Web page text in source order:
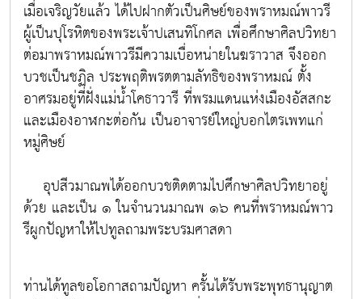
เมื่อเจริญวัยแล้ว ได้ไปฝากตัวเป็นศิษย์ของพราหมณ์พาวรี
ผู้เป็นปุโรหิตของพระเจ้าปเสนทิโกศล เพื่อศึกษาศิลปวิทยา
ต่อมาพราหมณ์พาวรีมีความเบื่อหน่ายในฆราวาส จึงออก
บวชเป็นชฏิล ประพฤติพรตตามลัทธิของพราหมณ์ ตั้ง
อาศรมอยู่ที่ฝั่งแม่น้ำโคธาวารี ที่พรมแดนแห่งเมืองอัสสกะ
และเมืองอาฬกะต่อกัน เป็นอาจารย์ใหญ่บอกไตรเพทแก่
หมู่ศิษย์
อุปสีวมาณพได้ออกบวชติดตามไปศึกษาศิลปวิทยาอยู่
ด้วย และเป็น ๑ ในจำนวนมาณพ ๑๖ คนที่พราหมณ์พาว
รีผูกปัญหาให้ไปทูลถามพระบรมศาสดา
ท่านได้ทูลขอโอกาสถามปัญหา ครั้นได้รับพระพุทธานุญาต